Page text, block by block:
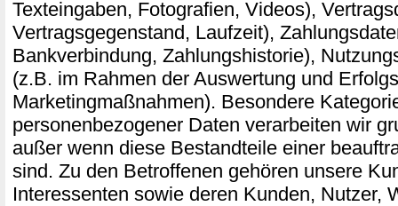
Texteingaben, Fotografien, Videos),
Vertragsgegenstand, Laufzeit),
Bankverbindung, Zahlungshistorie),
(z.B. im Rahmen der Auswertung und
Marketingmaßnahmen). Besondere
personenbezogener Daten verarbeiten wir
außer wenn diese Bestandteile einer
sind. Zu den Betroffenen gehören unsere
Interessenten sowie deren Kunden, Nutzer,